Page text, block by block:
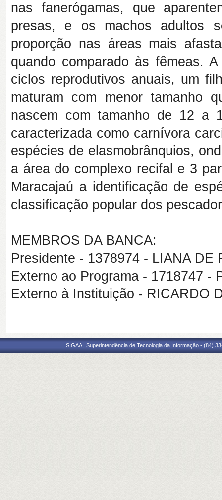
nas fanerógamas, que
presas, e os machos adultos
proporção nas áreas mais
quando comparado às fêmeas.
ciclos reprodutivos anuais, um
maturam com menor tamanho
nascem com tamanho de 12 a
caracterizada como carnívora
espécies de elasmobrânquios,
a área do complexo recifal e 3
Maracajaú a identificação de
classificação popular dos
MEMBROS DA BANCA:
Presidente - 1378974 - LIANA DE
Externo ao Programa - 1718747 -
Externo à Instituição - RICARDO
SIGAA | Superintendência de Tecnologia da Informação - (84)